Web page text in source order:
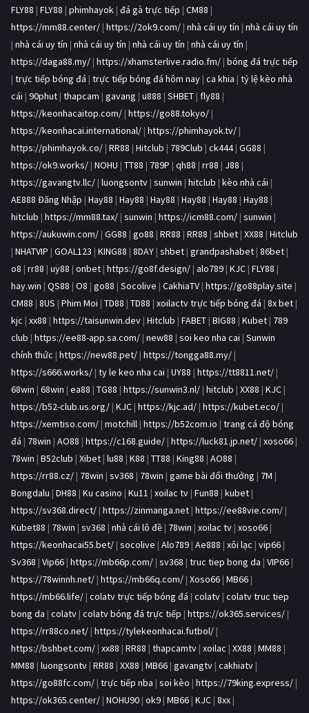
FLY88 | FLY88 | phimhayok | đá gà trực tiếp | CM88 |
https://mm88.center/ | https://2ok9.com/ | nhà cái uy tín | nhà cái uy tín
| nhà cái uy tín | nhà cái uy tín | nhà cái uy tín | nhà cái uy tín |
https://daga88.my/ | https://xhamsterlive.radio.fm/ | bóng đá trực tiếp
| trực tiếp bóng đá | trực tiếp bóng đá hôm nay | ca khia | tỷ lệ kèo nhà
cái | 90phut | thapcam | gavang | u888 | SHBET | fly88 |
https://keonhacaitop.com/ | https://go88.tokyo/ |
https://keonhacai.international/ | https://phimhayok.tv/ |
https://phimhayok.co/ | RR88 | Hitclub | 789Club | ck444| GG88 |
https://ok9.works/ | NOHU | TT88 | 789P | qh88 | rr88 | J88 |
https://gavangtv.llc/ | luongsontv | sunwin | hitclub | kèo nhà cái |
AE888 Đăng Nhập | Hay88 | Hay88 | Hay88 | Hay88 | Hay88 | Hay88 |
hitclub | https://mm88.tax/ | sunwin | https://icm88.com/ | sunwin |
https://aukuwin.com/ | GG88 | go88 | RR88 | RR88 | shbet | XX88 | Hitclub
| NHATVIP | GOAL123 | KING88 | 8DAY | shbet | grandpashabet | 86bet |
o8 | rr88 | uy88 | onbet | https://go8f.design/ | alo789 | KJC | FLY88 |
hay.win | QS88 | O8 | go88 | Socolive | CakhiaTV | https://go88play.site |
CM88 | 8US | Phim Moi | TD88 | TD88 | xoilactv trực tiếp bóng đá | 8x bet |
kjc | xx88 | https://taisunwin.dev | Hitclub | FABET | BIG88 | Kubet | 789
club | https://ee88-app.sa.com/ | new88 | soi keo nha cai | Sunwin
chính thức | https://new88.pet/ | https://tongga88.my/ |
https://s666.works/ | ty le keo nha cai | UY88 | https://tt8811.net/ |
68win | 68win | ea88 | TG88 | https://sunwin3.nl/ | hitclub | XX88 | KJC |
https://b52-club.us.org/ | KJC | https://kjc.ad/ | https://kubet.eco/ |
https://xemtiso.com/ | motchill | https://b52com.io | trang cá độ bóng
đá | 78win | AO88 | https://c168.guide/ | https://luck81.jp.net/ | xoso66 |
78win | B52club | Xibet | lu88 | K88 | TT88 | King88 | AO88 |
https://rr88.cz/ | 78win | sv368 | 78win | game bài đổi thưởng | 7M |
Bongdalu | DH88 | Ku casino | Ku11 | xoilac tv | Fun88 | kubet |
https://sv368.direct/ | https://zinmanga.net | https://ee88vie.com/ |
Kubet88 | 78win | sv368 | nhà cái lô đề | 78win | xoilac tv | xoso66 |
https://keonhacai55.bet/ | socolive | Alo789 | Ae888 | xôi lạc | vip66 |
Sv368 | Vip66 | https://mb66p.com/ | sv368 | truc tiep bong da | VIP66 |
https://78winnh.net/ | https://mb66q.com/ | Xoso66 | MB66 |
https://mb66.life/ | colatv trực tiếp bóng đá | colatv | colatv truc tiep
bong da | colatv | colatv bóng đá trực tiếp | https://ok365.services/ |
https://rr88co.net/ | https://tylekeonhacai.futbol/ |
https://bshbet.com/ | xx88 | RR88 | thapcamtv | xoilac | XX88 | MM88 |
MM88 | luongsontv | RR88 | XX88 | MB66 | gavangtv | cakhiatv |
https://go88fc.com/ | trực tiếp nba | soi kèo | https://79king.express/ |
https://ok365.center/ | NOHU90 | ok9 | MB66 | KJC | 8xx |